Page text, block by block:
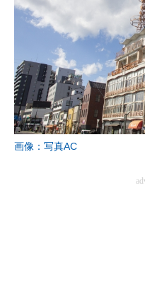
画像：写真AC